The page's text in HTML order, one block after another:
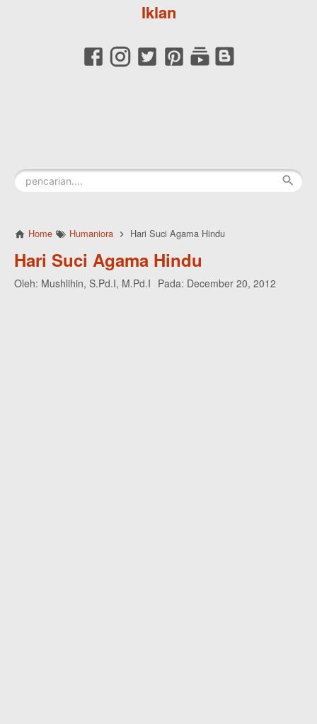
Iklan
Home Humaniora Hari Suci Agama Hindu
Hari Suci Agama Hindu
Oleh: Mushlihin, S.Pd.I, M.Pd.I Pada: December 20, 2012